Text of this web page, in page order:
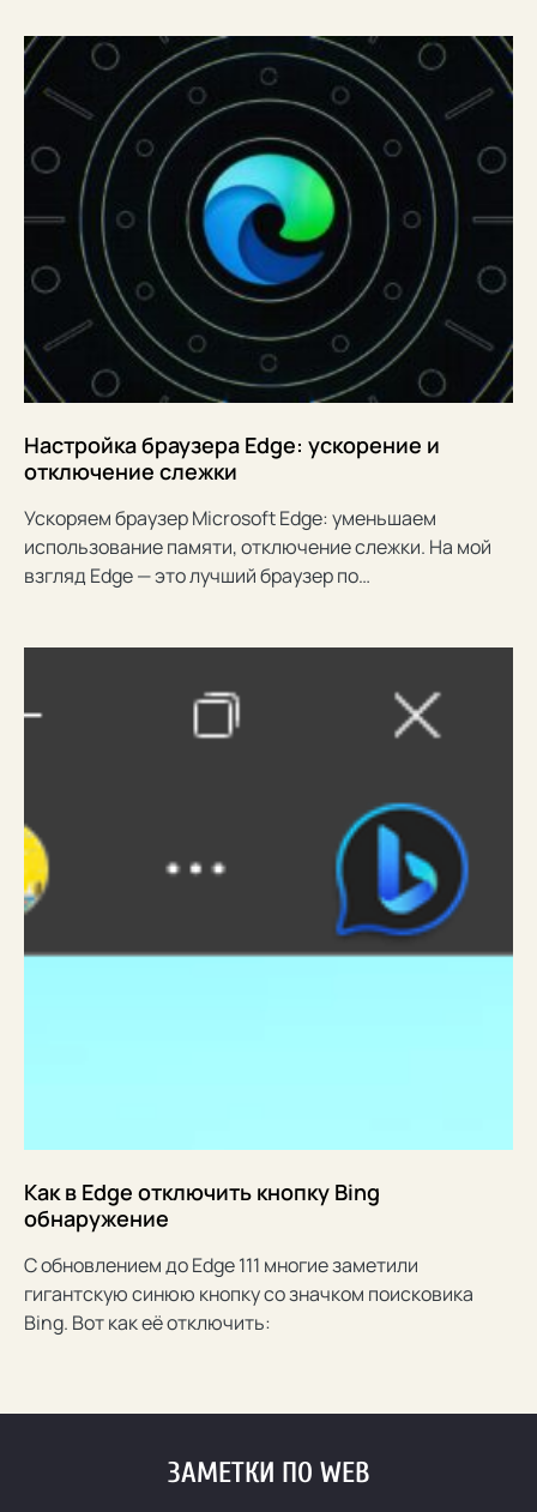
Настройка браузера Edge: ускорение и
отключение слежки
Ускоряем браузер Microsoft Edge: уменьшаем
использование памяти, отключение слежки. На мой
взгляд Edge — это лучший браузер по…
Как в Edge отключить кнопку Bing
обнаружение
С обновлением до Edge 111 многие заметили
гигантскую синюю кнопку со значком поисковика
Bing. Вот как её отключить:
ЗАМЕТКИ ПО WEB